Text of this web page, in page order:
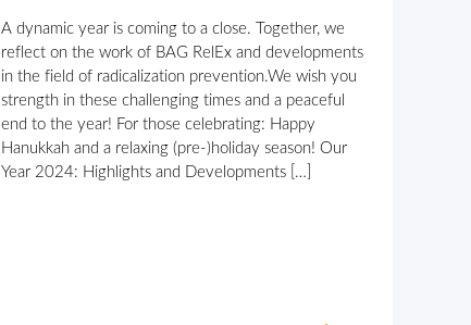
A dynamic year is coming to a close. Together, we
reflect on the work of BAG RelEx and developments
in the field of radicalization prevention.We wish you
strength in these challenging times and a peaceful
end to the year! For those celebrating: Happy
Hanukkah and a relaxing (pre-)holiday season! Our
Year 2024: Highlights and Developments […]